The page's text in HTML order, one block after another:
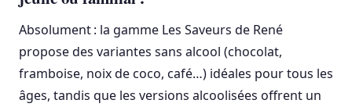
Absolument : la gamme Les Saveurs de René
propose des variantes sans alcool (chocolat,
framboise, noix de coco, café…) idéales pour tous les
âges, tandis que les versions alcoolisées offrent un